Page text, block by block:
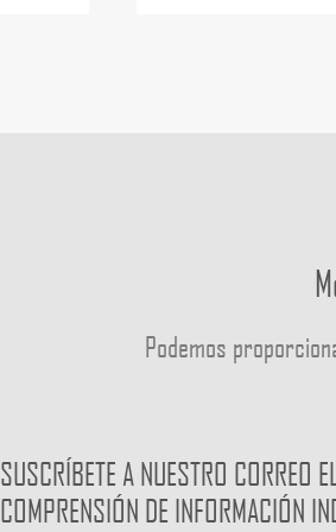
Podemos
SUSCRÍBETE A NUESTRO CORREO
COMPRENSIÓN DE INFORMACIÓN